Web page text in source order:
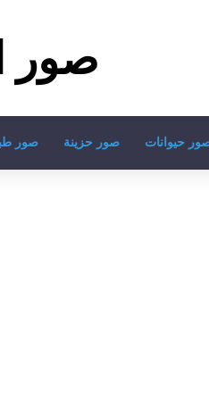
صور
حيوانات صور حزينة صور